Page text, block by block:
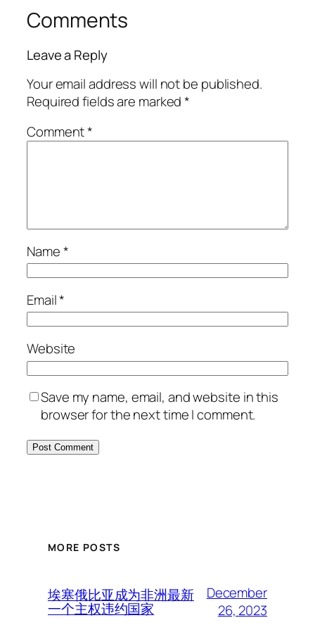
Comments
Leave a Reply
Your email address will not be published.
Required fields are marked*
Comment*
Name*
Email*
Website
Save my name, email, and website in this
browser for the next time I comment.
MORE POSTS
埃塞俄比亚成为非洲最新
一个主权违约国家
December
26, 2023